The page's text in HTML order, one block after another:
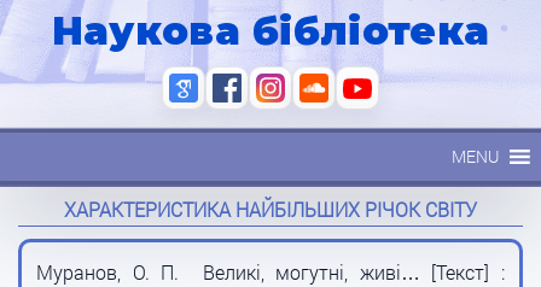
Наукова бібліотека
MENU
ХАРАКТЕРИСТИКА НАЙБІЛЬШИХ РІЧОК СВІТУ
Муранов, О. П. Великі, могутні, живі… [Текст] :